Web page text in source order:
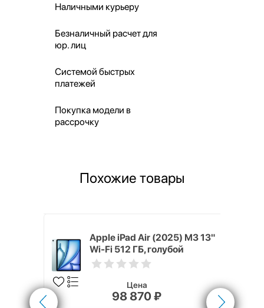
Наличными курьеру
Безналичный расчет для
юр. лиц
Системой быстрых
платежей
Покупка модели в
рассрочку
Похожие товары
Apple iPad Air (2025) M3 13"
Wi-Fi 512 ГБ, голубой
Цена
98 870 ₽